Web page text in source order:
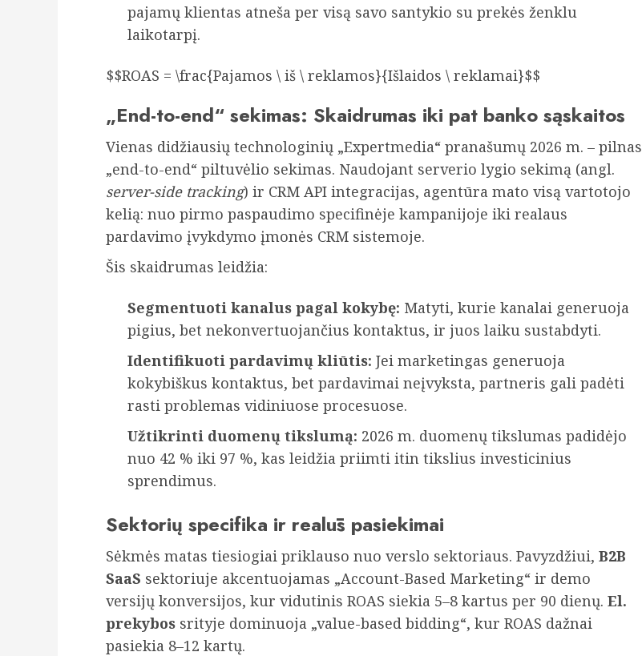
pajamų klientas atneša per visą savo santykio su prekės ženklu
laikotarpį.
$$ROAS = \frac{Pajamos \ iš \ reklamos}{Išlaidos \ reklamai}$$
„End-to-end“ sekimas: Skaidrumas iki pat banko sąskaitos
Vienas didžiausių technologinių „Expertmedia“ pranašumų 2026 m. – pilnas
„end-to-end“ piltuvėlio sekimas. Naudojant serverio lygio sekimą (angl.
server-side tracking) ir CRM API integracijas, agentūra mato visą vartotojo
kelią: nuo pirmo paspaudimo specifinėje kampanijoje iki realaus
pardavimo įvykdymo įmonės CRM sistemoje.
Šis skaidrumas leidžia:
Segmentuoti kanalus pagal kokybę: Matyti, kurie kanalai generuoja
pigius, bet nekonvertuojančius kontaktus, ir juos laiku sustabdyti.
Identifikuoti pardavimų kliūtis: Jei marketingas generuoja
kokybiškus kontaktus, bet pardavimai neįvyksta, partneris gali padėti
rasti problemas vidiniuose procesuose.
Užtikrinti duomenų tikslumą: 2026 m. duomenų tikslumas padidėjo
nuo 42 % iki 97 %, kas leidžia priimti itin tikslius investicinius
sprendimus.
Sektorių specifika ir realūs pasiekimai
Sėkmės matas tiesiogiai priklauso nuo verslo sektoriaus. Pavyzdžiui, B2B
SaaS sektoriuje akcentuojamas „Account-Based Marketing“ ir demo
versijų konversijos, kur vidutinis ROAS siekia 5–8 kartus per 90 dienų. El.
prekybos srityje dominuoja „value-based bidding“, kur ROAS dažnai
pasiekia 8–12 kartų.